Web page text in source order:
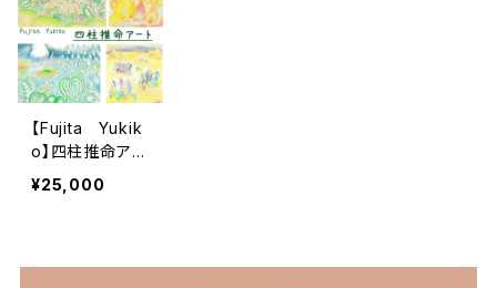
【Fujita Yukik
o】四柱推命アー
ト＊運気を高め
る四柱推命アー
¥25,000